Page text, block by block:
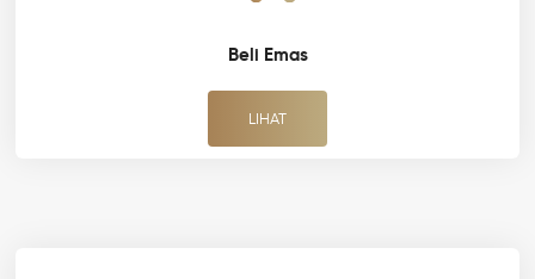
Beli Emas
LIHAT